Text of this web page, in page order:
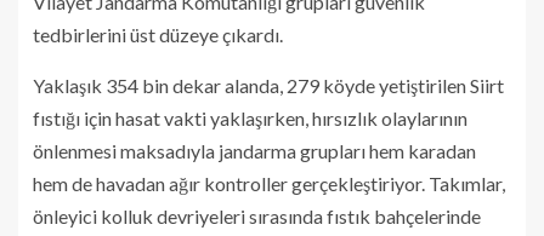
tedbirlerini üst düzeye çıkardı.
Yaklaşık 354 bin dekar alanda, 279 köyde yetiştirilen Siirt
fıstığı için hasat vakti yaklaşırken, hırsızlık olaylarının
önlenmesi maksadıyla jandarma grupları hem karadan
hem de havadan ağır kontroller gerçekleştiriyor. Takımlar,
önleyici kolluk devriyeleri sırasında fıstık bahçelerinde